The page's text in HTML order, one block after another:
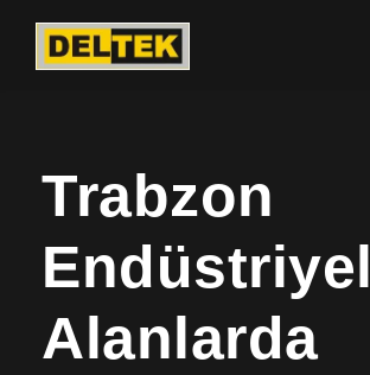
Trabzon
Endüstriyel
Alanlarda